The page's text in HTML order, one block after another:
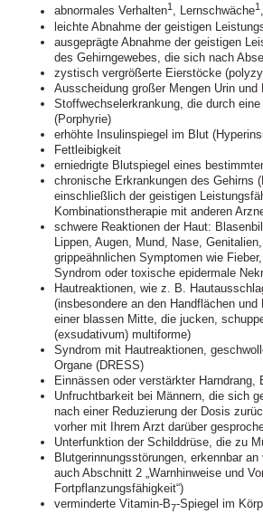
abnormales Verhalten1 , Lernschwäche1
leichte Abnahme der geistigen
ausgeprägte Abnahme der geistigen
des Gehirngewebes, die sich nach
zystisch vergrößerte Eierstöcke
Ausscheidung großer Mengen Urin
Stoffwechselerkrankung, die durch
(Porphyrie)
erhöhte Insulinspiegel im Blut
Fettleibigkeit
erniedrigte Blutspiegel eines
chronische Erkrankungen des Gehirns
einschließlich der geistigen
Kombinationstherapie mit anderen
schwere Reaktionen der Haut:
Lippen, Augen, Mund, Nase,
grippeähnlichen Symptomen wie
Syndrom oder toxische epidermale
Hautreaktionen, wie z. B.
(insbesondere an den Handflächen
einer blassen Mitte, die jucken,
(exsudativum) multiforme)
Syndrom mit Hautreaktionen,
Organe (DRESS)
Einnässen oder verstärkter
Unfruchtbarkeit bei Männern, die sich
nach einer Reduzierung der Dosis
vorher mit Ihrem Arzt darüber
Unterfunktion der Schilddrüse, die zu
Blutgerinnungsstörungen, erkennbar
auch Abschnitt 2 „Warnhinweise und
Fortpflanzungsfähigkeit“)
verminderte Vitamin-B7-Spiegel im